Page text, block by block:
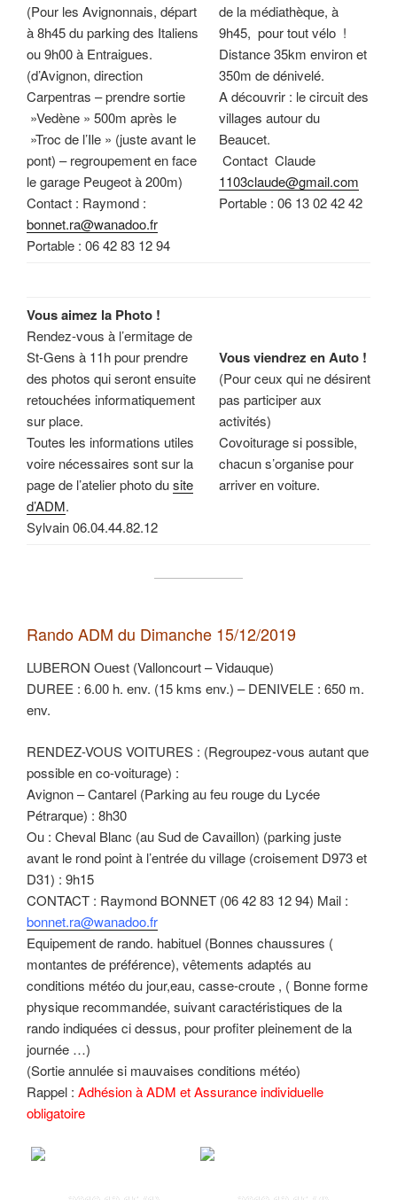
(Pour les Avignonnais, départ
à 8h45 du parking des Italiens
ou 9h00 à Entraigues.
(d’Avignon, direction
Carpentras – prendre sortie
»Vedène » 500m après le
»Troc de l’Ile » (juste avant le
pont) – regroupement en face
le garage Peugeot à 200m)
Contact : Raymond :
bonnet.ra@wanadoo.fr
Portable : 06 42 83 12 94
de la médiathèque, à
9h45, pour tout vélo !
Distance 35km environ et
350m de dénivelé.
A découvrir : le circuit des
villages autour du
Beaucet.
Contact Claude
1103claude@gmail.com
Portable : 06 13 02 42 42
Vous aimez la Photo !
Rendez-vous à l’ermitage de
St-Gens à 11h pour prendre
des photos qui seront ensuite
retouchées informatiquement
sur place.
Toutes les informations utiles
voire nécessaires sont sur la
page de l’atelier photo dusite
d’ADM.
Sylvain 06.04.44.82.12
Vous viendrez en Auto !
(Pour ceux qui ne désirent
pas participer aux
activités)
Covoiturage si possible,
chacun s’organise pour
arriver en voiture.
Rando ADM du Dimanche 15/12/2019
LUBERON Ouest (Valloncourt – Vidauque)
DUREE : 6.00 h. env. (15 kms env.) – DENIVELE : 650 m.
env.
RENDEZ-VOUS VOITURES : (Regroupez-vous autant que
possible en co-voiturage) :
Avignon – Cantarel (Parking au feu rouge du Lycée
Pétrarque) : 8h30
Ou : Cheval Blanc (au Sud de Cavaillon) (parking juste
avant le rond point à l’entrée du village (croisement D973 et
D31) : 9h15
CONTACT : Raymond BONNET (06 42 83 12 94) Mail :
bonnet.ra@wanadoo.fr
Equipement de rando. habituel (Bonnes chaussures (
montantes de préférence), vêtements adaptés au
conditions météo du jour,eau, casse-croute , ( Bonne forme
physique recommandée, suivant caractéristiques de la
rando indiquées ci dessus, pour profiter pleinement de la
journée …)
(Sortie annulée si mauvaises conditions météo)
Rappel : Adhésion à ADM et Assurance individuelle
obligatoire